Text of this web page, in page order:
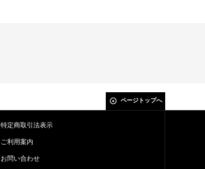
ページトップへ
特定商取引法表示
ご利用案内
お問い合わせ